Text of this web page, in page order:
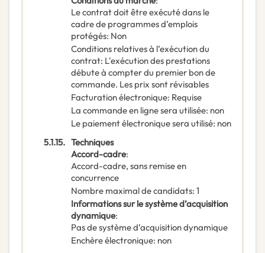
Le contrat doit être exécuté dans le
cadre de programmes d’emplois
protégés: Non
Conditions relatives à l’exécution du
contrat: L'exécution des prestations
débute à compter du premier bon de
commande. Les prix sont révisables
Facturation électronique: Requise
La commande en ligne sera utilisée: non
Le paiement électronique sera utilisé: non
5.1.15. Techniques
Accord-cadre:
Accord-cadre, sans remise en
concurrence
Nombre maximal de candidats: 1
Informations sur le système d’acquisition
dynamique:
Pas de système d’acquisition dynamique
Enchère électronique: non